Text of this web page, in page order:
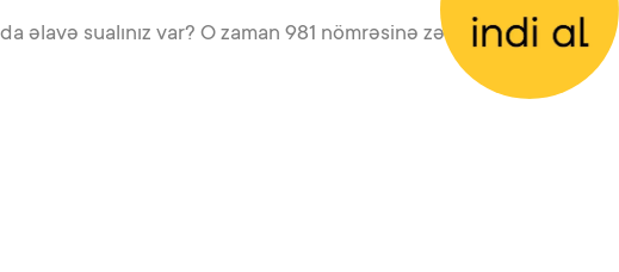
əlavə sualınız var? O zaman 981 nömrəsinə zəng